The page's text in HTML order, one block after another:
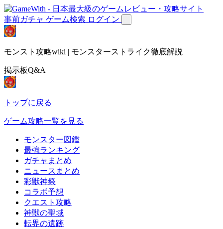
事前ガチャ ゲーム検索 ログイン
モンスト攻略wiki | モンスターストライク徹底解説
掲示板Q&A
トップに戻る
ゲーム攻略一覧を見る
モンスター図鑑
最強ランキング
ガチャまとめ
ニュースまとめ
彩獣神祭
コラボ予想
クエスト攻略
神獣の聖域
転界の遺跡